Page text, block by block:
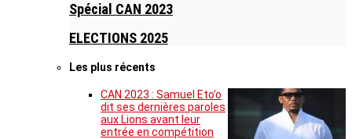
Spécial CAN 2023
ELECTIONS 2025
Les plus récents
CAN 2023 : Samuel Eto’o
dit ses dernières paroles
aux Lions avant leur
entrée en compétition